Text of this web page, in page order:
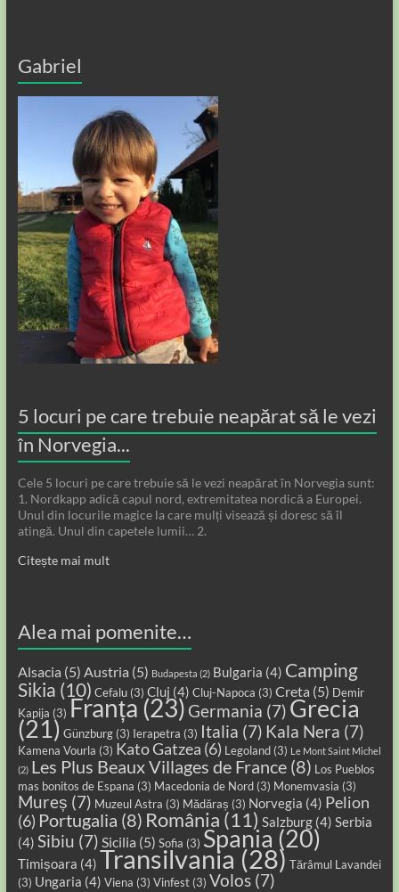
Gabriel
5 locuri pe care trebuie neapărat să le vezi
în Norvegia...
Cele 5 locuri pe care trebuie să le vezi neapărat în Norvegia sunt:
1. Nordkapp adică capul nord, extremitatea nordică a Europei.
Unul din locurile magice la care mulți visează și doresc să îl
atingă. Unul din capetele lumii… 2.
Citește mai mult
Alea mai pomenite…
Alsacia (5) Austria (5) Budapesta (2) Bulgaria (4) Camping
Sikia (10) Cefalu(3) Cluj (4) Cluj-Napoca (3) Creta (5) Demir
Kapija (3) Franța(23) Germania (7) Grecia
(21) Günzburg(3) Ierapetra (3) Italia (7) Kala Nera (7)
Kamena Vourla (3) Kato Gatzea (6) Legoland(3) Le Mont Saint Michel
(2) Les Plus Beaux Villages de France(8) Los Pueblos
mas bonitos de Espana (3) Macedonia de Nord(3) Monemvasia (3)
Mureș (7) Muzeul Astra (3) Mădăraș (3) Norvegia (4) Pelion
(6) Portugalia (8) România (11) Salzburg(4) Serbia
(4) Sibiu (7) Sicilia (5) Sofia (3) Spania (20)
Timișoara (4) Transilvania (28) Tărâmul Lavandei
(3) Ungaria (4) Viena (3) Vinfest(3) Volos(7)